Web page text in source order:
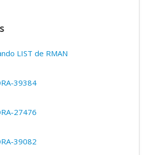
LIST de RMAN
39384
27476
39082